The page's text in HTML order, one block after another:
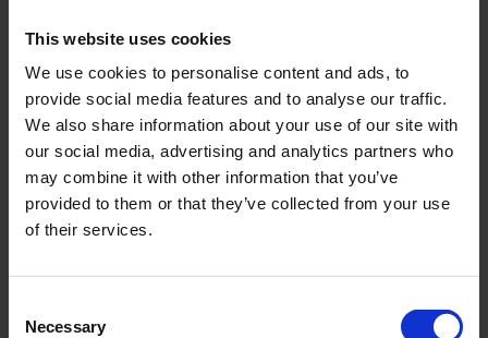
This website uses cookies
We use cookies to personalise content and ads, to
provide social media features and to analyse our traffic.
We also share information about your use of our site with
our social media, advertising and analytics partners who
may combine it with other information that you’ve
provided to them or that they’ve collected from your use
of their services.
Necessary
Slangklämma 8mm
bensinslang Universal
BES0062
10KR
Tändstift NGK B7HS
TV002-IM
59KR